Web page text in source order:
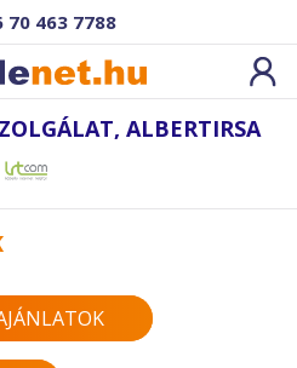
70 463 7788
ALBERTIRSA